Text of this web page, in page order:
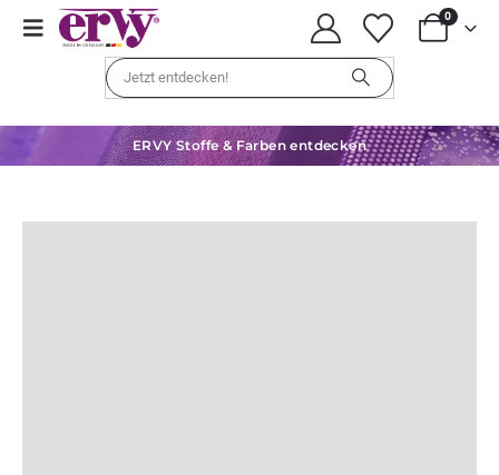
0
ERVY Stoffe & Farben entdecken